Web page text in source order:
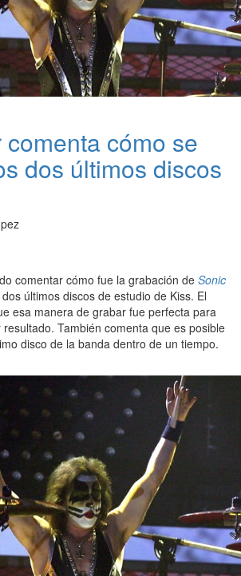
cómo se
dos últimos discos
comentar cómo fue la grabación de Sonic
últimos discos de estudio de Kiss. El
esa manera de grabar fue perfecta para
También comenta que es posible
disco de la banda dentro de un tiempo.